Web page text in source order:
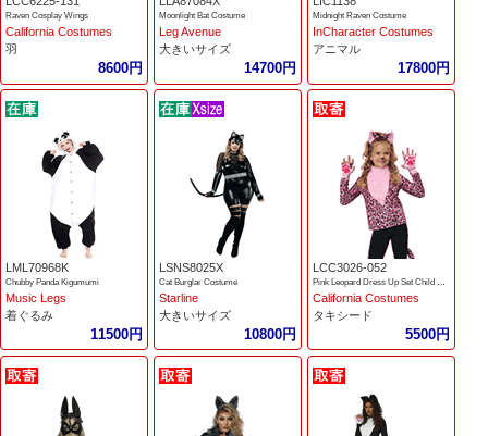
Raven Cosplay Wings
California Costumes
羽
8600円
Moonlight Bat Costume
Leg Avenue
大きいサイズ
14700円
Midnight Raven Costume
InCharacter Costumes
アニマル
17800円
LML70968K
Chubby Panda Kigumumi
Music Legs
着ぐるみ
11500円
LSNS8025X
Cat Burglar Costume
Starline
大きいサイズ
10800円
LCC3026-052
Pink Leopard Dress Up Set Child Costume
California Costumes
タキシード
5500円